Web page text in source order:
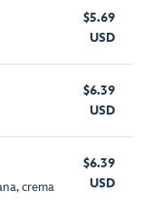
$5.69
USD
$6.39
USD
crema
$6.39
USD